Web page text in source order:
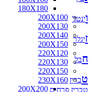
180X180
200X100
200X130
200X140
200X150
220X120
220X130
220X150
230X160
200X200
וינטג'
זיגלר
חבל
טבריז
טבריז פרחים